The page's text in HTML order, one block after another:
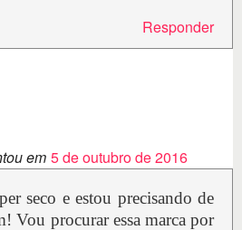
Responder
em 5 de outubro de 2016
seco e estou precisando de
Vou procurar essa marca por